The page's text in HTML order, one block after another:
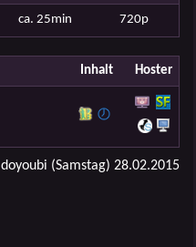
ca. 25min 720p
Inhalt Hoster
doyoubi (Samstag) 28.02.2015